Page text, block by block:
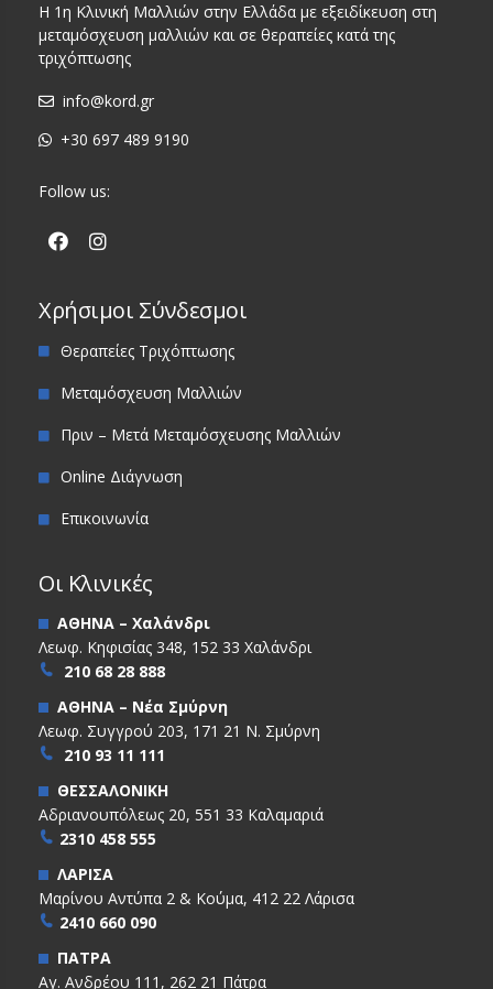
Η 1η Κλινική Μαλλιών στην Ελλάδα με εξειδίκευση στη
μεταμόσχευση μαλλιών και σε θεραπείες κατά της
τριχόπτωσης
info@kord.gr
+30 697 489 9190
Follow us:
Χρήσιμοι Σύνδεσμοι
Θεραπείες Τριχόπτωσης
Μεταμόσχευση Μαλλιών
Πριν – Μετά Μεταμόσχευσης Μαλλιών
Online Διάγνωση
Επικοινωνία
Οι Κλινικές
ΑΘΗΝΑ – Χαλάνδρι
Λεωφ. Κηφισίας 348, 152 33 Χαλάνδρι
210 68 28 888
ΑΘΗΝΑ – Νέα Σμύρνη
Λεωφ. Συγγρού 203, 171 21 Ν. Σμύρνη
210 93 11 111
ΘΕΣΣΑΛΟΝΙΚΗ
Αδριανουπόλεως 20, 551 33 Καλαμαριά
2310 458 555
ΛΑΡΙΣΑ
Μαρίνου Αντύπα 2 & Κούμα, 412 22 Λάρισα
2410 660 090
ΠΑΤΡΑ
Αγ. Ανδρέου 111, 262 21 Πάτρα